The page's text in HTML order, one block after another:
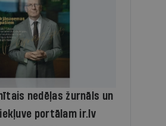
nedēļas žurnāls un
portālam ir.lv